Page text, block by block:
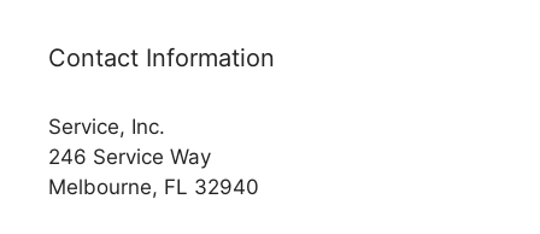
Contact Information
Service, Inc.
246 Service Way
Melbourne, FL 32940